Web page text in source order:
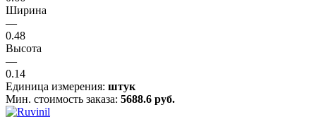
Ширина
—
0.48
Высота
—
0.14
Единица измерения: штук
Мин. стоимость заказа: 5688.6 руб.